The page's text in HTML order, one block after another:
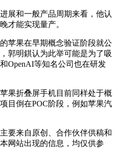
和一般产品周期来看，他认
才能实现量产。
果在早期概念验证阶段就公
郭明錤认为此举可能是为了吸
OpenAI等知名公司也在研发
折叠屏手机目前同样处于概
目倒在POC阶段，例如苹果汽
来自原创、合作伙伴供稿和
网站出现的信息，均仅供参